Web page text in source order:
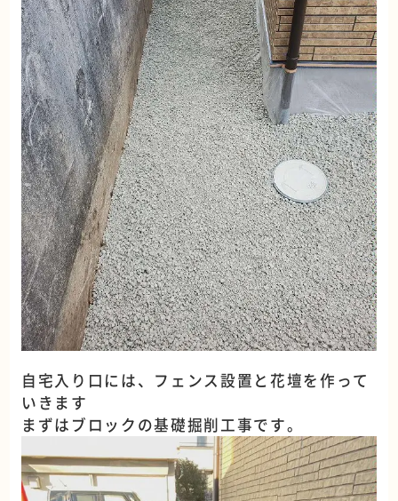
自宅入り口には、フェンス設置と花壇を作って
いきます
まずはブロックの基礎掘削工事です。